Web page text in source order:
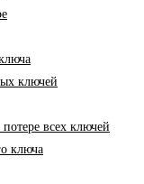
ключей
всех ключей
ключа